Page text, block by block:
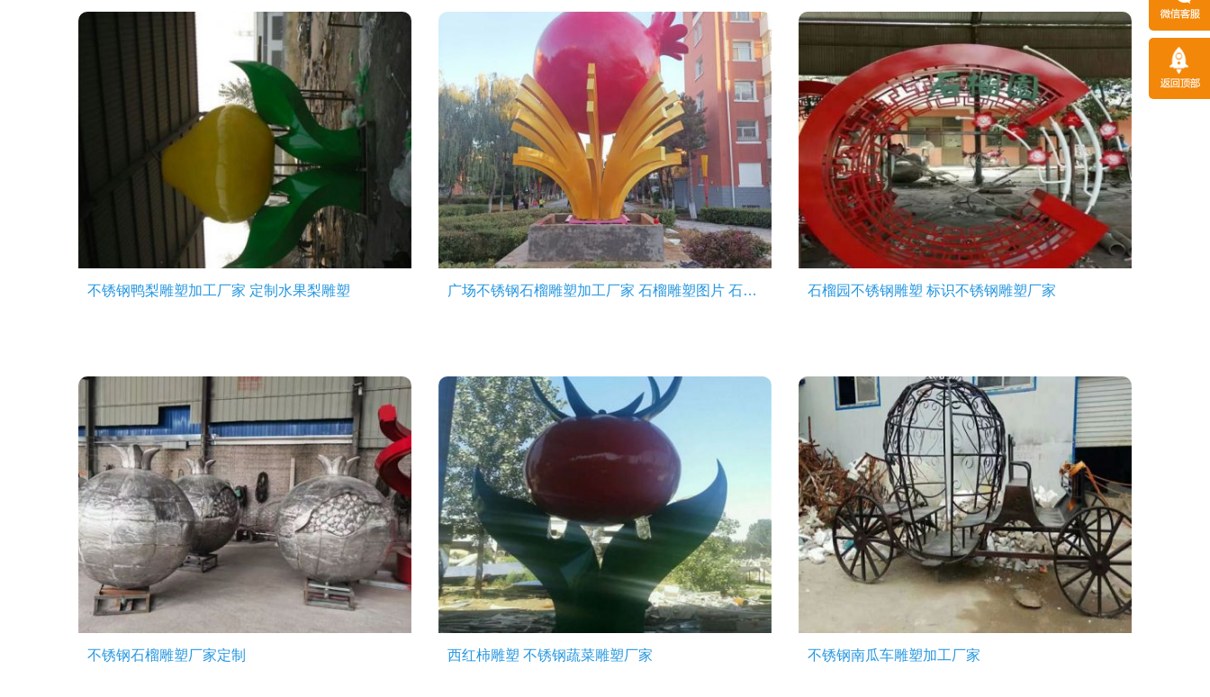
不锈钢鸭梨雕塑加工厂家 定制水果梨雕塑 广场不锈钢石榴雕塑加工厂家 石榴雕塑图片 石榴雕塑案例 石榴园不锈钢雕塑 标识不锈钢雕塑厂家
不锈钢石榴雕塑厂家定制 西红柿雕塑 不锈钢蔬菜雕塑厂家 不锈钢南瓜车雕塑加工厂家